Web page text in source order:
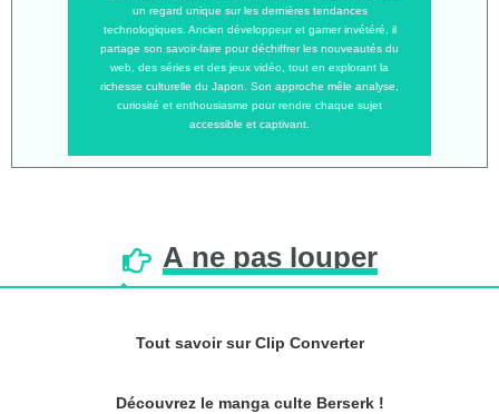
un regard unique sur les dernières tendances
technologiques. Ancien développeur et gamer invétéré, il
partage son savoir-faire pour déchiffrer les nouveautés du
web, des séries et des jeux vidéo, tout en explorant la
richesse culturelle du Japon. Son approche mêle analyse,
curiosité et enthousiasme pour rendre chaque sujet
accessible et captivant.
À ne pas louper
Tout savoir sur Clip Converter
Découvrez le manga culte Berserk !